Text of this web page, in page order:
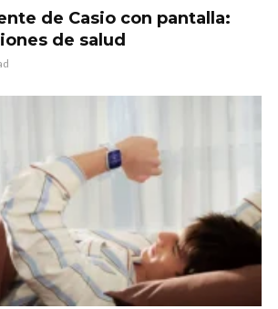
de Casio con pantalla:
de salud